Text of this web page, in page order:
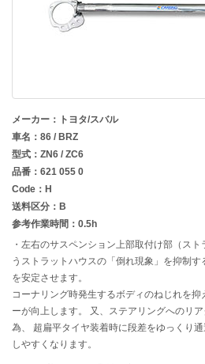
メーカー：トヨタ/スバル
車名：86 / BRZ
型式：ZN6 / ZC6
品番：621 055 0
Code：H
送料区分：B
参考作業時間：0.5h
・左右のサスペンション上部取付け部（ス
うストラットハウスの「倒れ現象」を抑制
を安定させます。
コーナリング時発生するボディのねじれを
ーが向上します。 又、ステアリングへのリ
為、 超扁平タイヤ装着時に段差をゆっくり
しやすくなります。